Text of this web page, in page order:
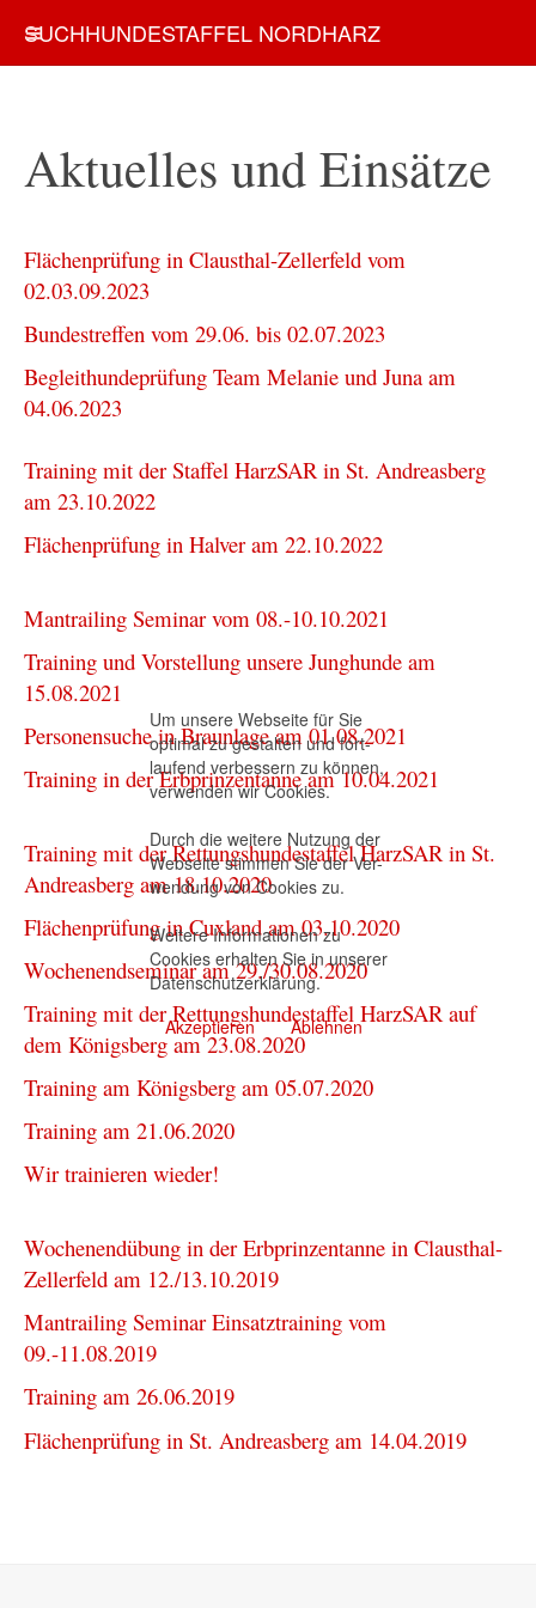
SUCHHUNDESTAFFEL NORDHARZ
Aktuelles und Einsätze
Flächenprüfung in Clausthal-Zellerfeld vom
02.03.09.2023
Bundestreffen vom 29.06. bis 02.07.2023
Begleithundeprüfung Team Melanie und Juna am
04.06.2023
Training mit der Staffel HarzSAR in St. Andreasberg
am 23.10.2022
Flächenprüfung in Halver am 22.10.2022
Mantrailing Seminar vom 08.-10.10.2021
Training und Vorstellung unsere Junghunde am
15.08.2021
Personensuche in Braunlage am 01.08.2021
Training in der Erbprinzentanne am 10.04.2021
Training mit der Rettungshundestaffel HarzSAR in St.
Andreasberg am 18.10.2020
Flächenprüfung in Cuxland am 03.10.2020
Wochenendseminar am 29./30.08.2020
Training mit der Rettungshundestaffel HarzSAR auf
dem Königsberg am 23.08.2020
Training am Königsberg am 05.07.2020
Training am 21.06.2020
Wir trainieren wieder!
Wochenendübung in der Erbprinzentanne in Clausthal-
Zellerfeld am 12./13.10.2019
Mantrailing Seminar Einsatztraining vom
09.-11.08.2019
Training am 26.06.2019
Flächenprüfung in St. Andreasberg am 14.04.2019
Um unsere Webseite für Sie
optimal zu gestalten und fort-
laufend verbessern zu können,
verwenden wir Cookies.
Durch die weitere Nutzung der
Webseite stimmen Sie der Ver-
wendung von Cookies zu.
Weitere Informationen zu
Cookies erhalten Sie in unserer
Datenschutzerklärung.
Akzeptieren
Ablehnen